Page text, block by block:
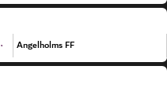
۰ Angelholms FF